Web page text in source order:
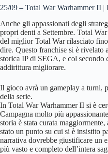
25/09 – Total War Warhammer II |
Anche gli appassionati degli
propri denti a Settembre. Total
del miglior Total War rilasciato
dire. Questo franchise si è rivelato
storica IP di SEGA, e col secondo
addirittura migliorare.
Il gioco avrà un gameplay a turni,
della serie.
In Total War Warhammer II si è
Campagna molto più
storia è stata curata
stato un punto su cui si è insistito
narrativa dovrebbe giustificare un
più vasto e completo dell’intera